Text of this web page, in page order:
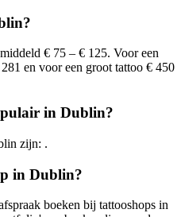
€ 75 – € 125. Voor een
en voor een groot tattoo € 450
in Dublin?
zijn: .
in Dublin?
boeken bij tattooshops in